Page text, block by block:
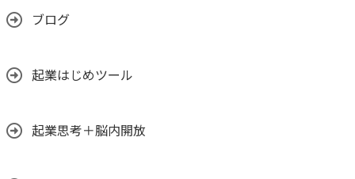
ブログ
起業はじめツール
起業思考＋脳内開放